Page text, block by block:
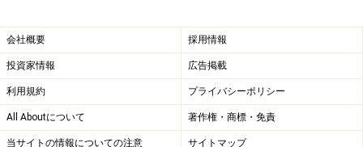
会社概要 採用情報
投資家情報 広告掲載
利用規約 プライバシーポリシー
All Aboutについて 著作権・商標・免責
当サイトの情報についての注意 サイトマップ